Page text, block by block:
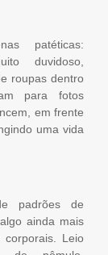
patéticas:
duvidoso,
roupas dentro
para fotos
em frente
uma vida
padrões de
ainda mais
Leio